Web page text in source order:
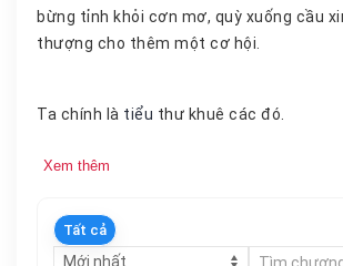
bừng tỉnh khỏi cơn mơ, quỳ xuống cầu
thượng cho thêm một cơ hội.
Ta chính là tiểu thư khuê các đó.
Xem thêm
Tất cả